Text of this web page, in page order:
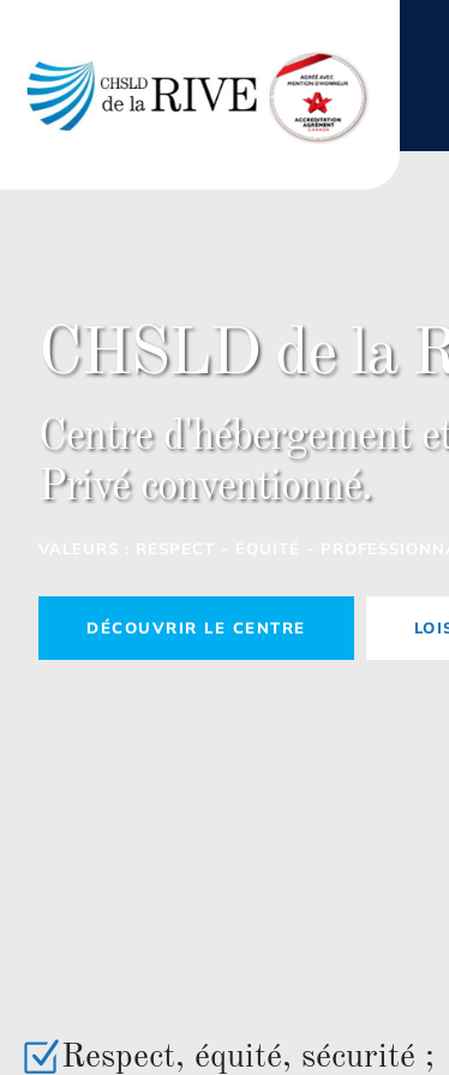
CHSLD de la
Centre d'hébergement
Privé conventionné.
DÉCOUVRIR LE CENTRE
Respect, équité, sécurité ;